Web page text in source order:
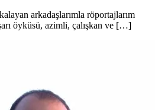
arkadaşlarımla röportajlarım
öyküsü, azimli, çalışkan ve […]